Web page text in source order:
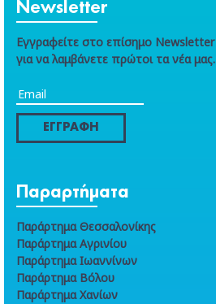
Newsletter
Εγγραφείτε στο επίσημο Newsletter
για να λαμβάνετε πρώτοι τα νέα μας.
ΕΓΓΡΑΦΗ
Παραρτήματα
Παράρτημα Θεσσαλονίκης
Παράρτημα Αγρινίου
Παράρτημα Ιωαννίνων
Παράρτημα Βόλου
Παράρτημα Χανίων